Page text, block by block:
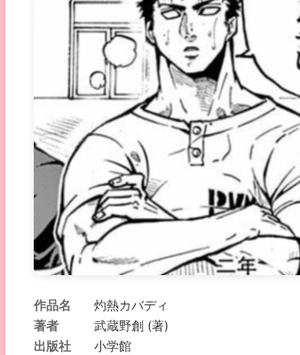
作品名
灼熱カバディ
著者
武蔵野創 (著)
出版社
小学館